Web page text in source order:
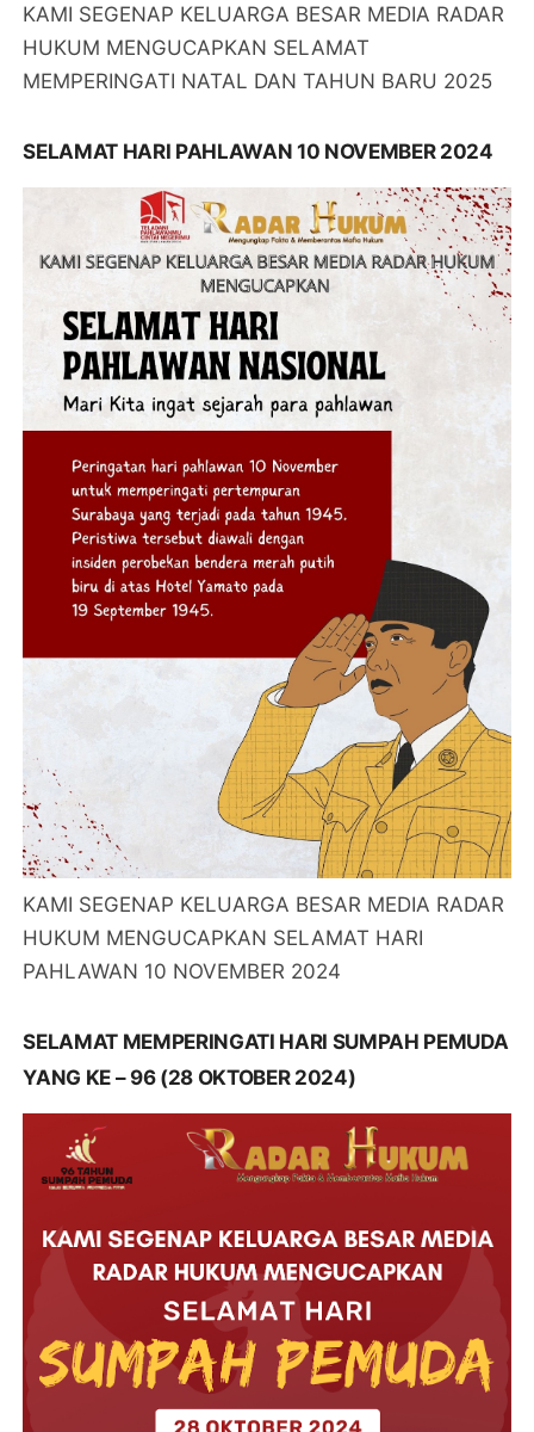
KAMI SEGENAP KELUARGA BESAR MEDIA RADAR
HUKUM MENGUCAPKAN SELAMAT
MEMPERINGATI NATAL DAN TAHUN BARU 2025
SELAMAT HARI PAHLAWAN 10 NOVEMBER 2024
KAMI SEGENAP KELUARGA BESAR MEDIA RADAR
HUKUM MENGUCAPKAN SELAMAT HARI
PAHLAWAN 10 NOVEMBER 2024
SELAMAT MEMPERINGATI HARI SUMPAH PEMUDA
YANG KE – 96 (28 OKTOBER 2024)